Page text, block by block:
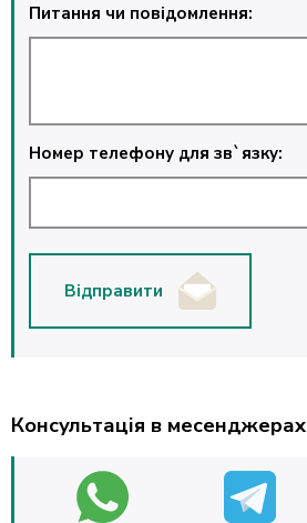
Питання чи повідомлення:
Номер телефону для зв`язку:
Відправити
Консультація в месенджерах